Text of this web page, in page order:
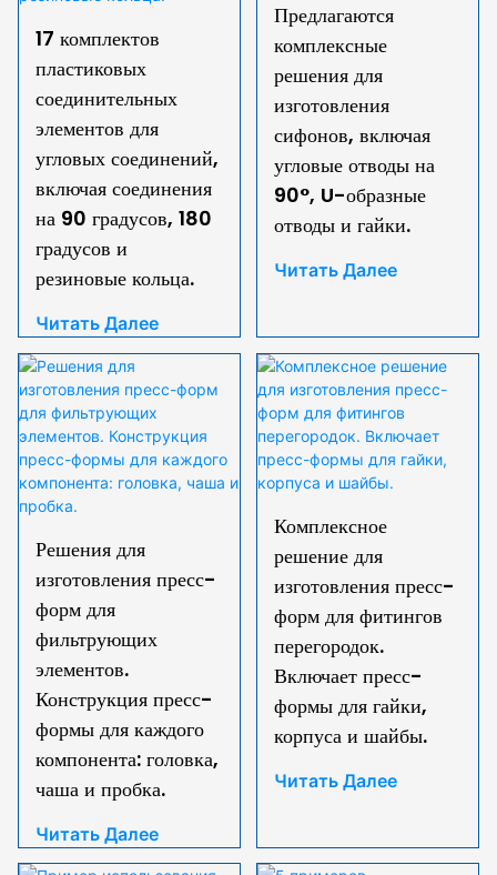
17 комплектов
пластиковых
соединительных
элементов для
угловых соединений,
включая соединения
на 90 градусов, 180
градусов и
резиновые кольца.
Читать Далее
Предлагаются
комплексные
решения для
изготовления
сифонов, включая
угловые отводы на
90°, U-образные
отводы и гайки.
Читать Далее
Решения для
изготовления пресс-
форм для
фильтрующих
элементов.
Конструкция пресс-
формы для каждого
компонента: головка,
чаша и пробка.
Читать Далее
Комплексное
решение для
изготовления пресс-
форм для фитингов
перегородок.
Включает пресс-
формы для гайки,
корпуса и шайбы.
Читать Далее